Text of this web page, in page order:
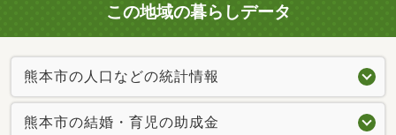
この地域の暮らしデータ
熊本市の人口などの統計情報
熊本市の結婚・育児の助成金